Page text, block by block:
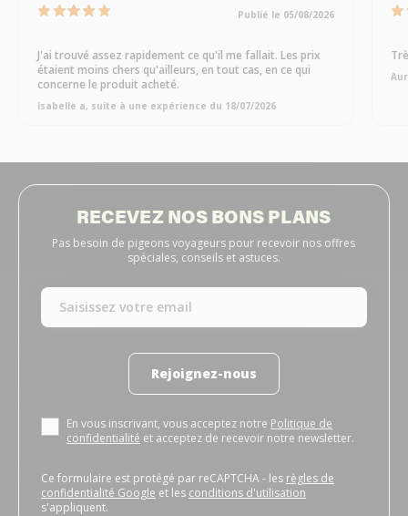
Publié le 05/08/2026
J'ai trouvé assez rapidement ce qu'il me fallait. Les prix
étaient moins chers qu'ailleurs, en tout cas, en ce qui
concerne le produit acheté.
isabelle a, suite à une expérience du 18/07/2026
RECEVEZ NOS BONS PLANS
Pas besoin de pigeons voyageurs pour recevoir nos offres
spéciales, conseils et astuces.
Rejoignez-nous
En vous inscrivant, vous acceptez notre Politique de
confidentialité et acceptez de recevoir notre newsletter.
Ce formulaire est protégé par reCAPTCHA - les règles de
confidentialité Google et les conditions d'utilisation
s'appliquent.